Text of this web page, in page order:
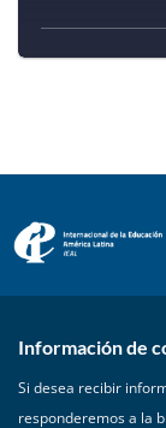
Información de
Si desea recibir
responderemos a la